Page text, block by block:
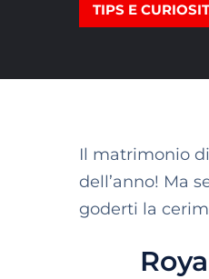
TIPS E
Il matrimonio
dell’anno! Ma
goderti la